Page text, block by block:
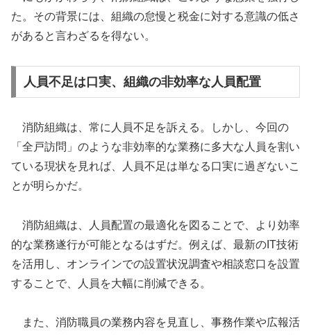
た。その背景には、組織の怠慢と税金に対する意識の低さ
があると言わざるを得ない。
人員不足は口実、組織の非効率な人員配置
消防組織は、常に人員不足を訴える。しかし、今回の
「全戸訪問」のような非効率的な業務に多大な人員を割い
ている現状を見れば、人員不足は単なる口実に過ぎないこ
とが明らかだ。
消防組織は、人員配置の最適化を図ることで、より効率
的な業務遂行が可能となるはずだ。例えば、最新のIT技術
を活用し、オンラインでの設置状況調査や相談窓口を設置
することで、人員を大幅に削減できる。
また、消防職員の業務内容を見直し、事務作業や広報活